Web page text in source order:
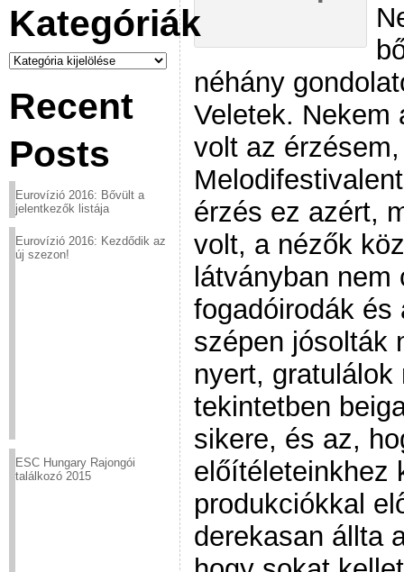
Kategóriák
Kategóriák
Recent
Posts
Eurovízió 2016: Bővült a
jelentkezők listája
Eurovízió 2016: Kezdődik az
új szezon!
ESC Hungary Rajongói
találkozó 2015
néhány
Veletek. Nekem
volt az
érzés ez azért,
volt, a nézők
látványban nem
fogadóirodák és
szépen jósolták
nyert,
tekintetben
sikere, és az,
előítéleteinkhez
produkciókkal
derekasan állta